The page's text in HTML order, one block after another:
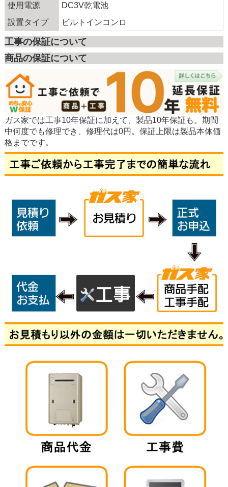
使用電源
DC3V乾電池
設置タイプ
ビルトインコンロ
工事の保証について
商品の保証について
ガス家では工事10年保証に加えて、製品10年保証も。期間
中何度でも修理でき、修理代は0円。保証上限は製品本体価
格までです。